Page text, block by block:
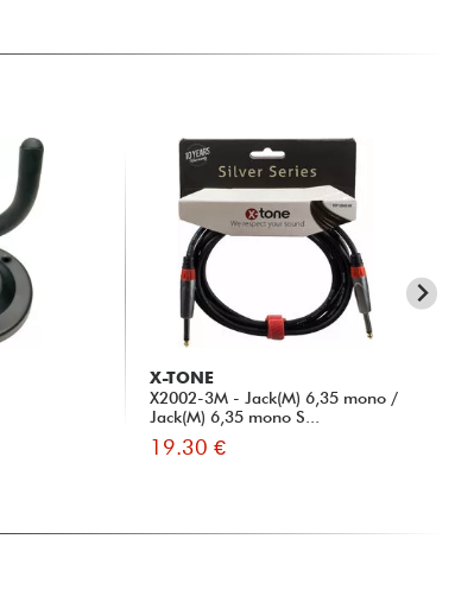
X-TONE
X2002-3M - Jack(M) 6,35 mono /
Jack(M) 6,35 mono S...
19.30 €